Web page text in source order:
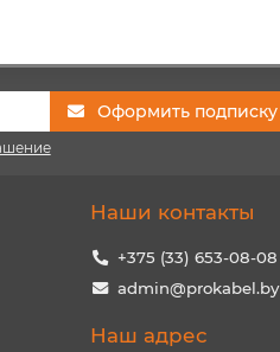
Оформить подписку
Наши контакты
+375 (33) 653-08-08
admin@prokabel.by
Наш адрес